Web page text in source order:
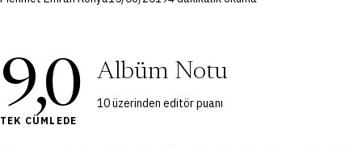
9,0 Albüm Notu
10 üzerinden editör puanı
TEK CÜMLEDE